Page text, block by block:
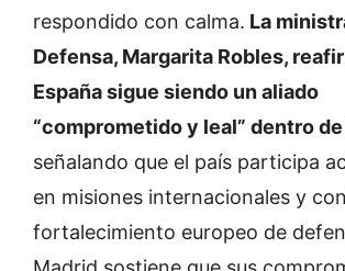
respondido con calma. La
Defensa, Margarita Robles,
España sigue siendo un aliado
“comprometido y leal” dentro de
señalando que el país participa
en misiones internacionales y
fortalecimiento europeo de